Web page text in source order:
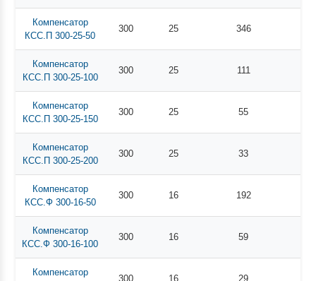
Компенсатор
КСС.П 300-25-50
300 25 346
Компенсатор
КСС.П 300-25-100
300 25 111
Компенсатор
КСС.П 300-25-150
300 25 55
Компенсатор
КСС.П 300-25-200
300 25 33
Компенсатор
КСС.Ф 300-16-50
300 16 192
Компенсатор
КСС.Ф 300-16-100
300 16 59
Компенсатор
300 16 29